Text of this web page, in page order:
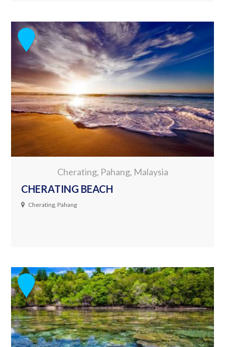
Cherating, Pahang, Malaysia
CHERATING BEACH
Cherating, Pahang